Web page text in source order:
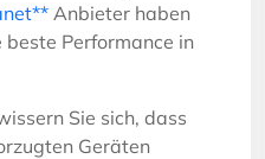
Anbieter haben
Performance in
Sie sich, dass
Geräten